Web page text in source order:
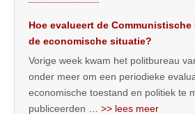
Hoe evalueert de Communistische
de economische situatie?
Vorige week kwam het politbureau
onder meer om een periodieke
economische toestand en politiek te
publiceerden
… >> lees meer